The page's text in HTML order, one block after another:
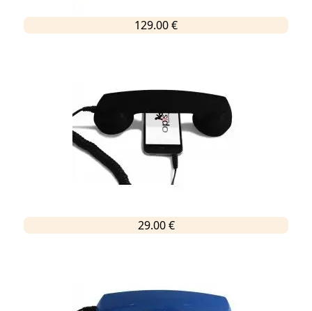
129.00 €
29.00 €